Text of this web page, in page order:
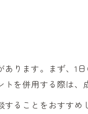
の国別比較とポイント
選び方と注意点
ります。まず、1
を併用する際は、
ることをおすすめ